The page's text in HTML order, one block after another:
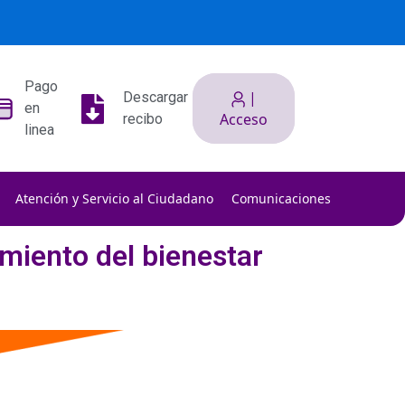
Pago
en
linea
Descargar
recibo
|
Acceso
Atención y Servicio al Ciudadano Comunicaciones
del bienestar